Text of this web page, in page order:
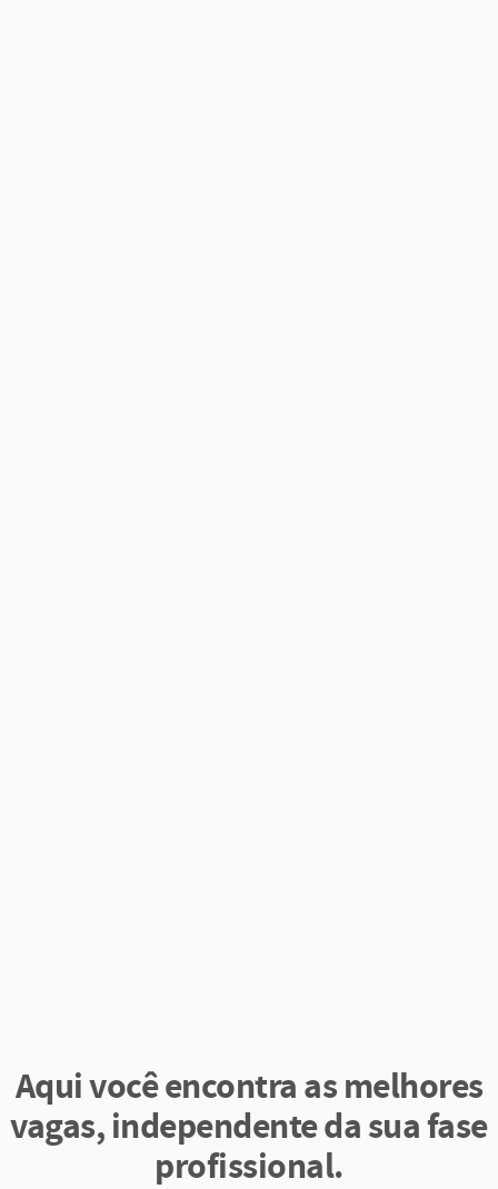
Aqui você encontra as melhores
vagas, independente da sua fase
profissional.